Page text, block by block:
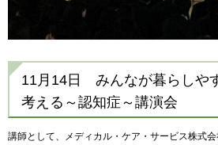
11月14日 みんなが暮らしや
考える～認知症～講演会
講師として、メディカル・ケア・サービス株式